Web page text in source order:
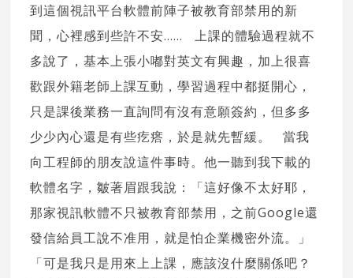
到這個視訊平台軟體前陣子被教育部禁用的新
聞，心裡感到些許不安…… 上課的體驗過程就不
多說了，基本上張小嘟對英文有興趣，加上很喜
歡跟外籍老師上課互動，學習過程中都挺開心，
只是課後業務一直詢問有沒有意願簽約，但多多
少少內心還是有些疙瘩，於是就先暫緩。 當我
向工程師的朋友說這件事時。他一聽到我下載的
軟體名字，皺著眉跟我說：「這好像不太好耶，
那家視訊軟體不只被教育部禁用，之前Google還
發信給員工說不准用，就是怕企業機密外流。」
「可是我只是用來上上課，應該沒什麼關係吧？